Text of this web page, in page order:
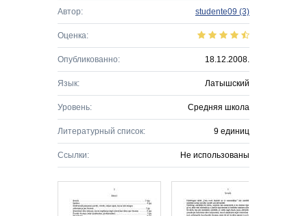
Автор: studente09 (3)
Оценка:
Опубликованно: 18.12.2008.
Язык: Латышский
Уровень: Средняя школа
Литературный список: 9 единиц
Ссылки: Не использованы